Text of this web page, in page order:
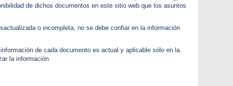
de dichos documentos en este sitio web que los asuntos
o incompleta, no se debe confiar en la información
de cada documento es actual y aplicable sólo en la
la información.